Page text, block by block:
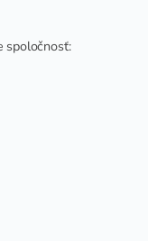
spoločnosť: